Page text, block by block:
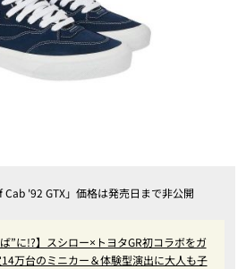
Cab '92 GTX」価格は発売日まで非公開
ば”に!?】スシロー×トヨタGR初コラボをガ
万台のミニカー＆体験型演出に大人も子